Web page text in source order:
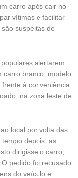
carro após cair no
vítimas e facilitar
suspeitas de
alertarem
carro branco, modelo
à conveniência
na zona leste de
local por volta das
tempo depois, as
dirigisse o carro,
pedido foi recusado.
do veículo e